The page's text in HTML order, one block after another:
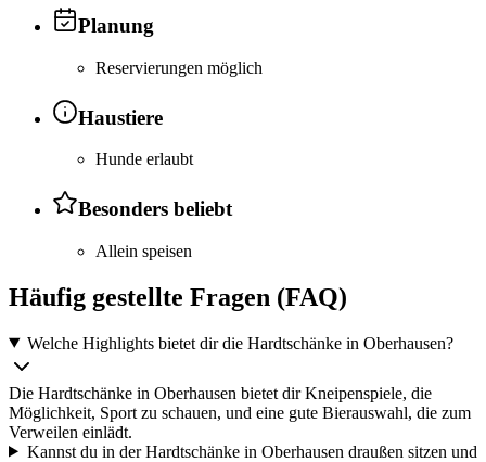
Planung
Reservierungen möglich
Haustiere
Hunde erlaubt
Besonders beliebt
Allein speisen
Häufig gestellte Fragen (FAQ)
Welche Highlights bietet dir die Hardtschänke in Oberhausen?
Die Hardtschänke in Oberhausen bietet dir Kneipenspiele, die
Möglichkeit, Sport zu schauen, und eine gute Bierauswahl, die zum
Verweilen einlädt.
Kannst du in der Hardtschänke in Oberhausen draußen sitzen und